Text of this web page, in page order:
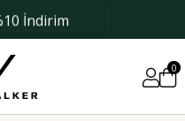
İndirim
0